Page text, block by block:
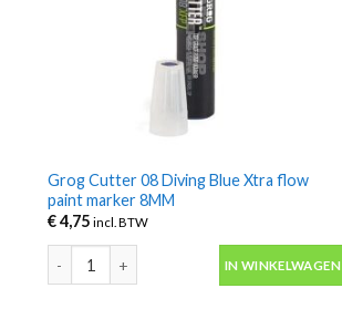
Grog Cutter 08 Diving Blue Xtra flow
paint marker 8MM
€4,75 incl. BTW
IN WINKELWAGEN